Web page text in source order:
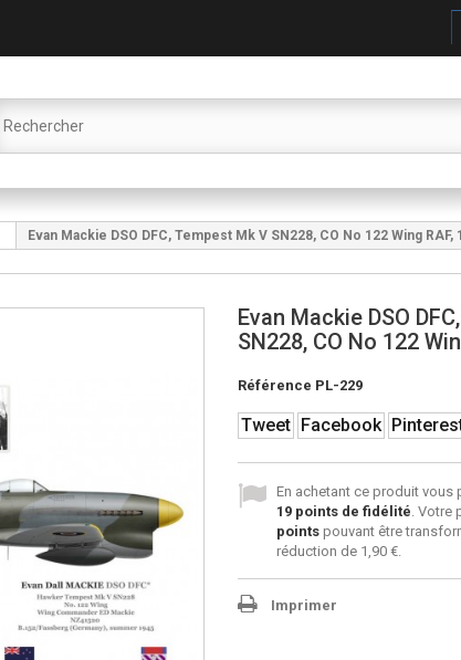
Evan Mackie DSO DFC, Tempest Mk V SN228, CO No 122 Wing RAF,
Evan Mackie DSO
SN228, CO No 122
Référence PL-229
Tweet Facebook
En achetant ce produit vous
19points de fidélité. Votre
pointspouvant être
réduction de 1,90 €.
Imprimer